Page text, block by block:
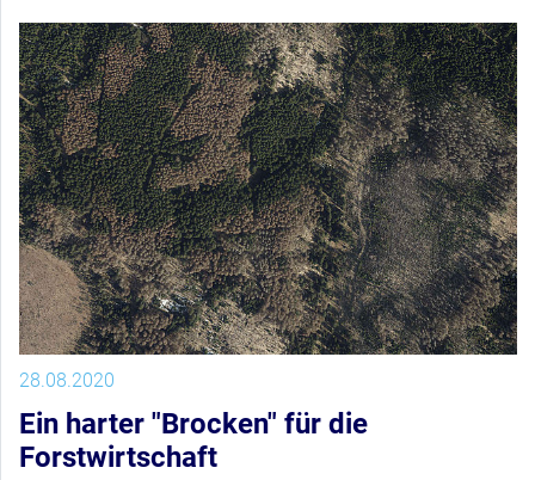
28.08.2020
Ein harter "Brocken" für die
Forstwirtschaft